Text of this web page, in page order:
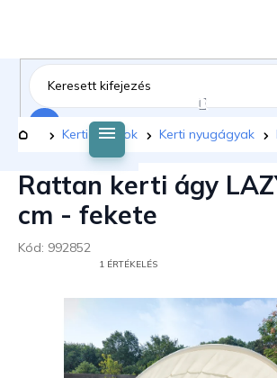
tartalomhoz
Kezdőlap
Kerti bútorok Kerti nyugágyak
Rattan kerti ágy
cm - fekete
Kód: 992852
CSILLAG.
1 ÉRTÉKELÉS